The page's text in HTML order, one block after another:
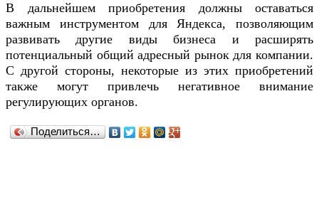
В дальнейшем приобретения должны оставаться
важным инструментом для Яндекса, позволяющим
развивать другие виды бизнеса и расширять
потенциальный общий адресный рынок для компании.
С другой стороны, некоторые из этих приобретений
также могут привлечь негативное внимание
регулирующих органов.
Поделиться…